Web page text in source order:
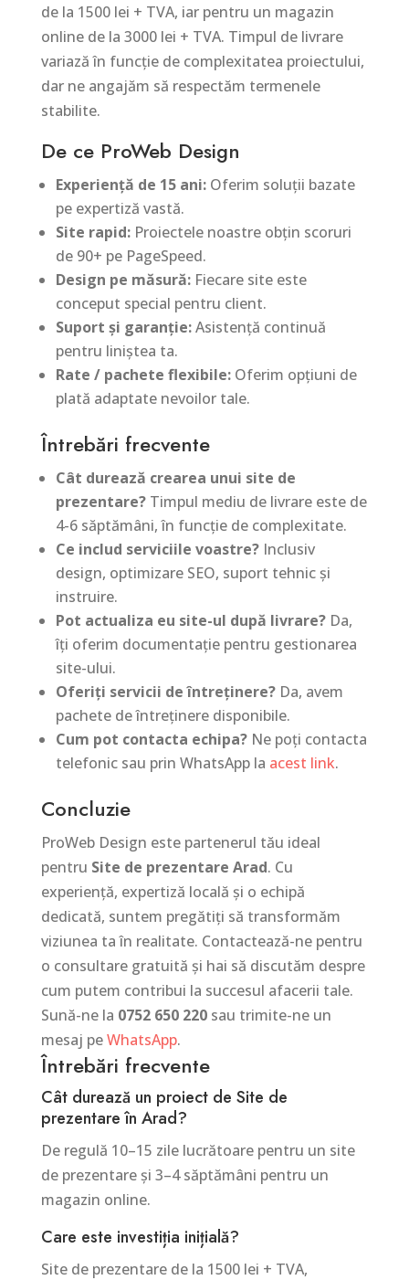
de la 1500 lei + TVA, iar pentru un magazin
online de la 3000 lei + TVA. Timpul de livrare
variază în funcție de complexitatea proiectului,
dar ne angajăm să respectăm termenele
stabilite.
De ce ProWeb Design
Experiență de 15 ani:Oferim soluții bazate
pe expertiză vastă.
Site rapid:Proiectele noastre obțin scoruri
de 90+ pe PageSpeed.
Design pe măsură:Fiecare site este
conceput special pentru client.
Suport și garanție:Asistență continuă
pentru liniștea ta.
Rate / pachete flexibile:Oferim opțiuni de
plată adaptate nevoilor tale.
Întrebări frecvente
Cât durează crearea unui site de
prezentare?Timpul mediu de livrare este de
4-6 săptămâni, în funcție de complexitate.
Ce includ serviciile voastre?Inclusiv
design, optimizare SEO, suport tehnic și
instruire.
Pot actualiza eu site-ul după livrare?Da,
îți oferim documentație pentru gestionarea
site-ului.
Oferiți servicii de întreținere?Da, avem
pachete de întreținere disponibile.
Cum pot contacta echipa?Ne poți contacta
telefonic sau prin WhatsApp la acest link.
Concluzie
ProWeb Design este partenerul tău ideal
pentru Site de prezentare Arad. Cu
experiență, expertiză locală și o echipă
dedicată, suntem pregătiți să transformăm
viziunea ta în realitate. Contactează-ne pentru
o consultare gratuită și hai să discutăm despre
cum putem contribui la succesul afacerii tale.
Sună-ne la 0752 650 220sau trimite-ne un
mesaj peWhatsApp.
Întrebări frecvente
Cât durează un proiect de Site de
prezentare în Arad?
De regulă 10–15 zile lucrătoare pentru un site
de prezentare și 3–4 săptămâni pentru un
magazin online.
Care este investiția inițială?
Site de prezentare de la 1500 lei + TVA,